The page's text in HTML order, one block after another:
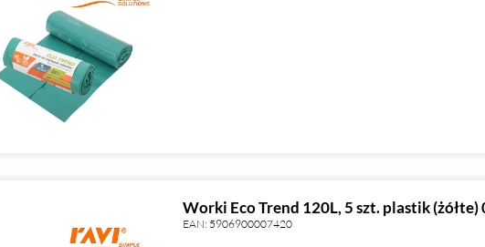
Worki Eco Trend 120L, 5 szt. plastik (żółte)
EAN: 5906900007420